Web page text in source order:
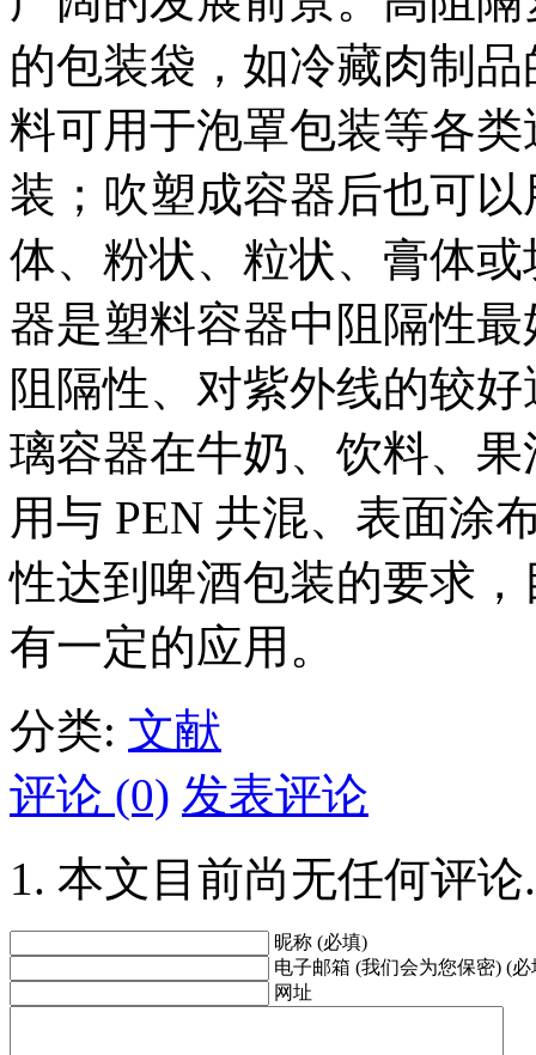
的包装袋，如冷藏肉制
料可用于泡罩包装等各
装；吹塑成容器后也可
体、粉状、粒状、膏体
器是塑料容器中阻隔性
阻隔性、对紫外线的较
璃容器在牛奶、饮料、
用与 PEN 共混、表面涂
性达到啤酒包装的要求
有一定的应用。
分类: 文献
评论 (0) 发表评论
本文目前尚无任何评论.
昵称 (必填)
电子邮箱 (我们会为您保密) (必
网址